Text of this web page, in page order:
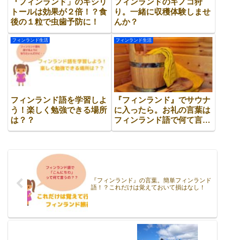
『フィンランド」のキシリ
トールは効果が２倍！？食
後の１粒で虫歯予防に！
フィンランドのキノコ狩
り。一緒に収穫体験しませ
んか？
フィンランド生活
フィンランド語を学習しよ
う！楽しく勉強できる場所
は？？
フィンランド生活
『フィンランド』でサウナ
に入ったら。お礼の言葉は
フィンランド語で何て言
う？？
『フィンランド』の言葉。簡単フィンランド
語！？これだけは覚えておいて損はなし！